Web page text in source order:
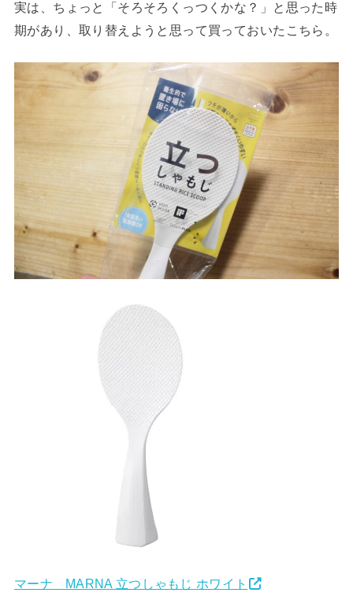
実は、ちょっと「そろそろくっつくかな？」と思った時
期があり、取り替えようと思って買っておいたこちら。
マーナ MARNA 立つしゃもじ ホワイト